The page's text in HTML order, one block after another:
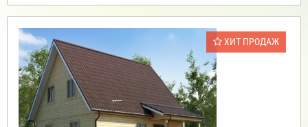
ХИТ ПРОДАЖ